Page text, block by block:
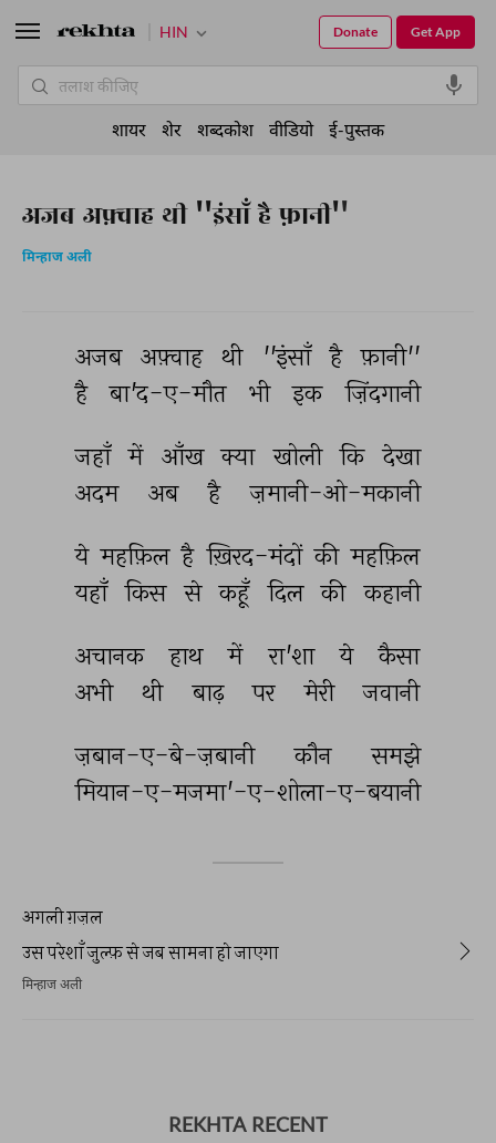
अजब अफ़्वाह थी ''इंसाँ है फ़ानी''
मिन्हाज अली
अजब अफ़्वाह थी ''इंसाँ है फ़ानी''
है
बा'द-ए-मौत भी इक ज़िंदगानी
जहाँ में आँख क्या खोली कि देखा
अदम
अब है ज़मानी-ओ-मकानी
ये महफ़िल है ख़िरद-मंदों की महफ़िल
यहाँ किस से कहूँ दिल की कहानी
अचानक हाथ में रा'शा ये
कैसा
अभी
थी बाढ़ पर मेरी जवानी
ज़बान-ए-बे-ज़बानी कौन
समझे
मियान-ए-मजमा'-ए-शोला-ए-बयानी
अगली ग़ज़ल
उस परेशाँ ज़ुल्फ़ से जब सामना हो जाएगा
मिन्हाज अली
REKHTA RECENT
HIN Get App
Donate
शायर शेर शब्दकोश वीडियो ई-पुस्तक